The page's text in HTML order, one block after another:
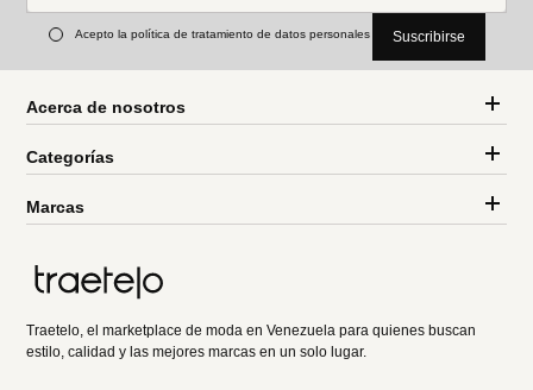
Acepto la política de tratamiento de datos personales Suscribirse
Acerca de nosotros
Categorías
Marcas
Traetelo, el marketplace de moda en Venezuela para quienes buscan
estilo, calidad y las mejores marcas en un solo lugar.